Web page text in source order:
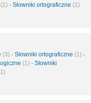
(1) · Słowniki ortograficzne (1)
(3) · Słowniki ortograficzne (1) ·
(1) · Słowniki